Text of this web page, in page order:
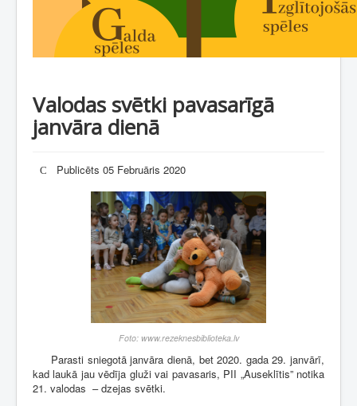
Valodas svētki pavasarīgā
janvāra dienā
Publicēts 05 Februāris 2020
Foto: www.rezeknesbiblioteka.lv
Parasti sniegotā janvāra dienā, bet 2020. gada 29. janvārī,
kad laukā jau vēdīja gluži vai pavasaris, PII „Auseklītis” notika
21. valodas – dzejas svētki.